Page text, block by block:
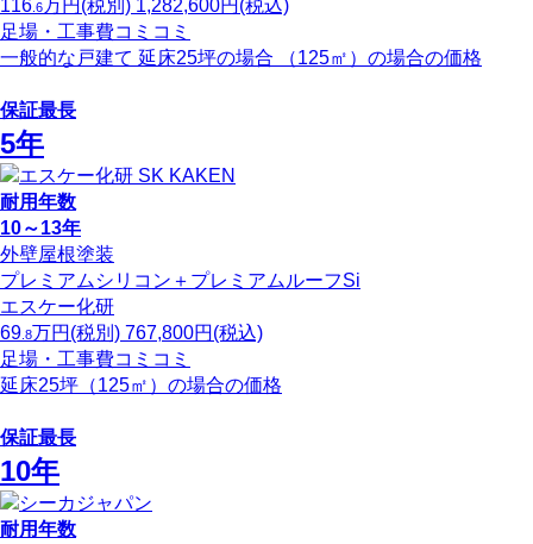
116 .6 万円 (税別) 1,282,600円(税込)
足場・工事費コミコミ
一般的な戸建て 延床25坪の場合 （125㎡）の場合の価格
保証最長
5年
耐用年数
10～13年
外壁屋根塗装
プレミアムシリコン＋プレミアムルーフSi
エスケー化研
69 .8万円 (税別) 767,800円(税込)
足場・工事費コミコミ
延床25坪（125㎡）の場合の価格
保証最長
10年
耐用年数